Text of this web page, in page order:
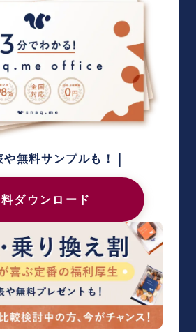
無料サンプルも！ |
ダウンロード